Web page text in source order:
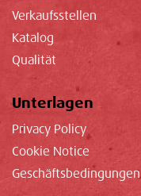
Verkaufsstellen
Katalog
Qualität
Unterlagen
Privacy Policy
Cookie Notice
Geschäftsbedingungen